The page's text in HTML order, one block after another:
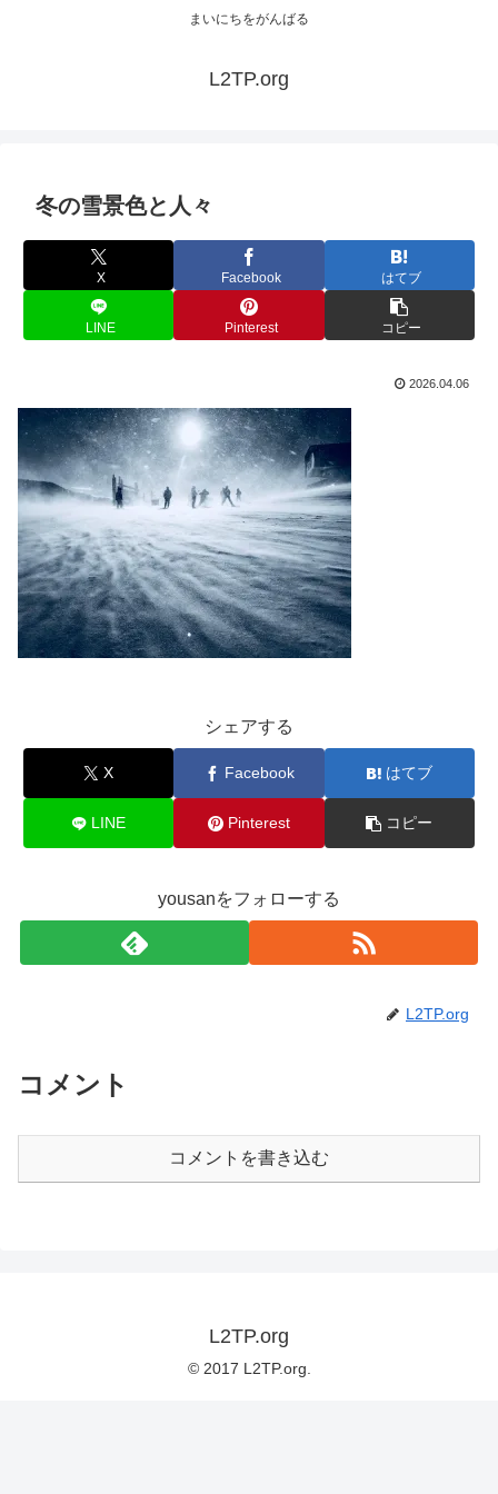
まいにちをがんばる
L2TP.org
冬の雪景色と人々
X Facebook はてブ
LINE Pinterest コピー
2026.04.06
シェアする
X Facebook はてブ
LINE Pinterest コピー
yousanをフォローする
L2TP.org
コメント
コメントを書き込む
L2TP.org
© 2017 L2TP.org.